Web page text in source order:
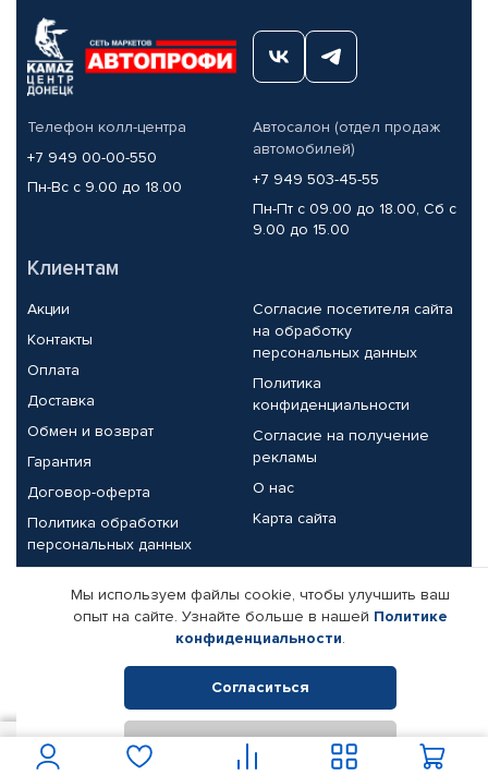
Телефон колл-центра
+7 949 00-00-550
Пн-Вс с 9.00 до 18.00
Автосалон (отдел продаж
автомобилей)
+7 949 503-45-55
Пн-Пт с 09.00 до 18.00, Сб с
9.00 до 15.00
Клиентам
Акции
Контакты
Оплата
Доставка
Обмен и возврат
Гарантия
Договор-оферта
Политика обработки
персональных данных
Согласие посетителя сайта
на обработку
персональных данных
Политика
конфиденциальности
Согласие на получение
рекламы
О нас
Карта сайта
Партнерам
Корпоративным клиентам
Поставщикам
Реквизиты компании
© КАМАЗ ЦЕНТР ДОНЕЦК, 2015-2026. Все права защищены.
Интернет-магазин автомобильных товаров Автопрофи.
Мы используем файлы cookie, чтобы улучшить ваш
опыт на сайте. Узнайте больше в нашей Политике
конфиденциальности.
Согласиться
Отклонить
В корзину